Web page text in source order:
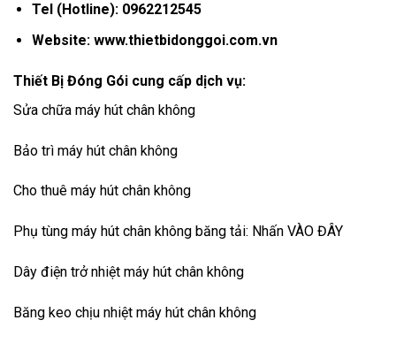
Tel (Hotline): 0962212545
Website: www.thietbidonggoi.com.vn
Thiết Bị Đóng Gói cung cấp dịch vụ:
Sửa chữa máy hút chân không
Bảo trì máy hút chân không
Cho thuê máy hút chân không
Phụ tùng máy hút chân không băng tải: Nhấn VÀO ĐÂY
Dây điện trở nhiệt máy hút chân không
Băng keo chịu nhiệt máy hút chân không